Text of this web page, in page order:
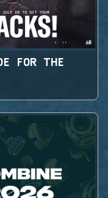
FOR THE